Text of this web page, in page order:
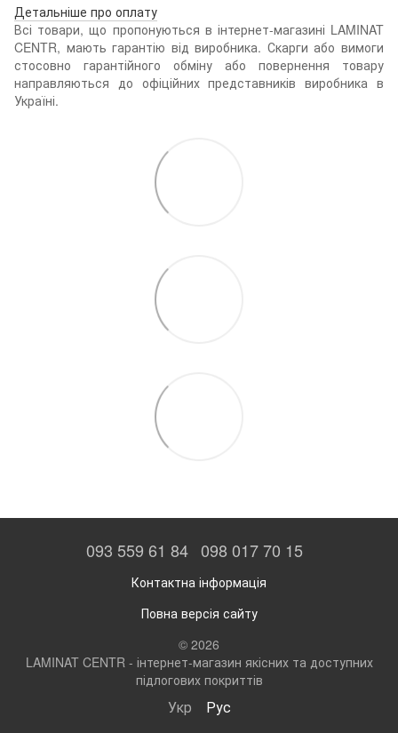
Детальніше про оплату
Всі товари, що пропонуються в інтернет-магазині LAMINAT
CENTR, мають гарантію від виробника. Скарги або вимоги
стосовно гарантійного обміну або повернення товару
направляються до офіційних представників виробника в
Україні.
093 559 61 84 098 017 70 15
Контактна інформація
Повна версія сайту
© 2026
LAMINAT CENTR - інтернет-магазин якісних та доступних
підлогових покриттів
Укр Рус